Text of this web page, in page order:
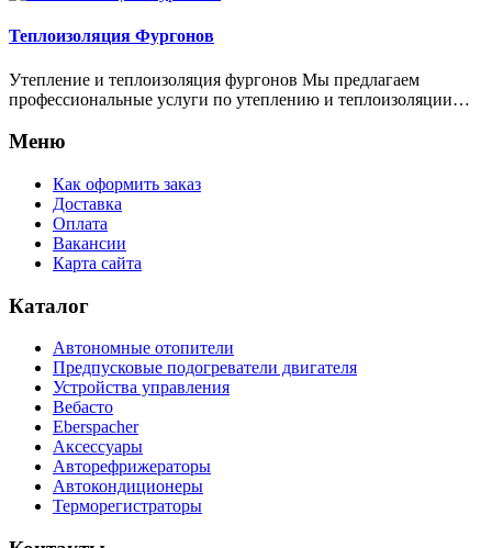
Теплоизоляция Фургонов
Утепление и теплоизоляция фургонов Мы предлагаем
профессиональные услуги по утеплению и теплоизоляции…
Меню
Как оформить заказ
Доставка
Оплата
Вакансии
Карта сайта
Каталог
Автономные отопители
Предпусковые подогреватели двигателя
Устройства управления
Вебасто
Eberspacher
Аксессуары
Авторефрижераторы
Автокондиционеры
Терморегистраторы